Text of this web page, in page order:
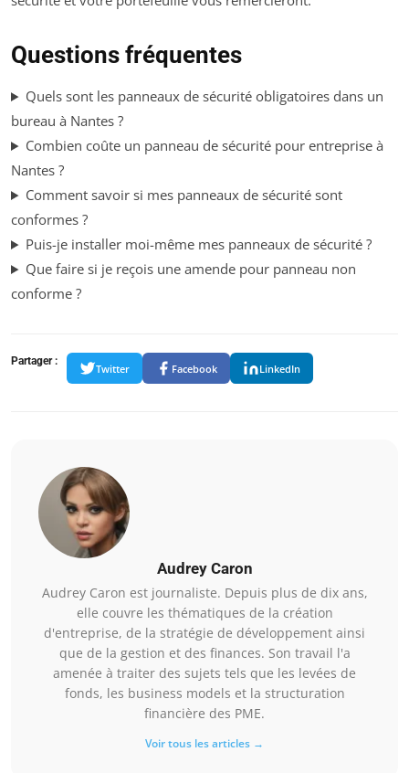
Questions fréquentes
Quels sont les panneaux de sécurité obligatoires dans un
bureau à Nantes ?
Combien coûte un panneau de sécurité pour entreprise à
Nantes ?
Comment savoir si mes panneaux de sécurité sont
conformes ?
Puis-je installer moi-même mes panneaux de sécurité ?
Que faire si je reçois une amende pour panneau non
conforme ?
Partager :
Twitter Facebook LinkedIn
Audrey Caron
Audrey Caron est journaliste. Depuis plus de dix ans,
elle couvre les thématiques de la création
d'entreprise, de la stratégie de développement ainsi
que de la gestion et des finances. Son travail l'a
amenée à traiter des sujets tels que les levées de
fonds, les business models et la structuration
financière des PME.
Voir tous les articles →